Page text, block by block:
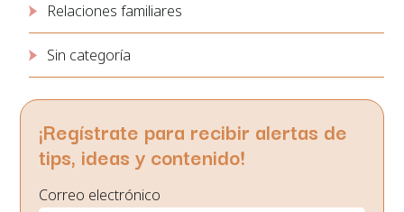
Relaciones familiares
Sin categoría
¡Regístrate para recibir alertas de
tips, ideas y contenido!
Correo electrónico